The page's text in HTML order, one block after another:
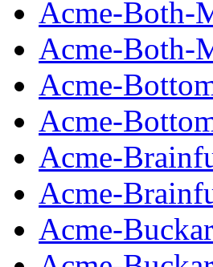
Acme-Both-
Acme-Both-
Acme-
Acme-
Acme-
Acme-
Acme-